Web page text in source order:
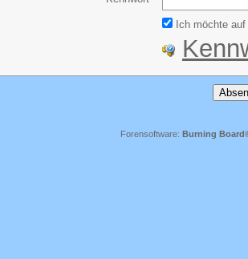
Ich möchte
Forensoftware: Burning